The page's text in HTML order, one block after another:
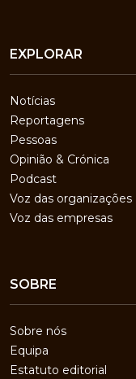
EXPLORAR
Notícias
Reportagens
Pessoas
Opinião & Crónica
Podcast
Voz das organizações
Voz das empresas
SOBRE
Sobre nós
Equipa
Estatuto editorial